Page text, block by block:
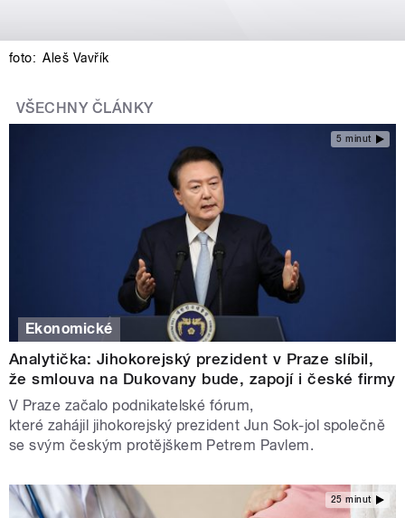
foto: Aleš Vavřík
VŠECHNY ČLÁNKY
5 minut
Ekonomické
Analytička: Jihokorejský prezident v Praze slíbil,
že smlouva na Dukovany bude, zapojí i české firmy
V Praze začalo podnikatelské fórum,
které zahájil jihokorejský prezident Jun Sok-jol společně
se svým českým protějškem Petrem Pavlem.
25 minut